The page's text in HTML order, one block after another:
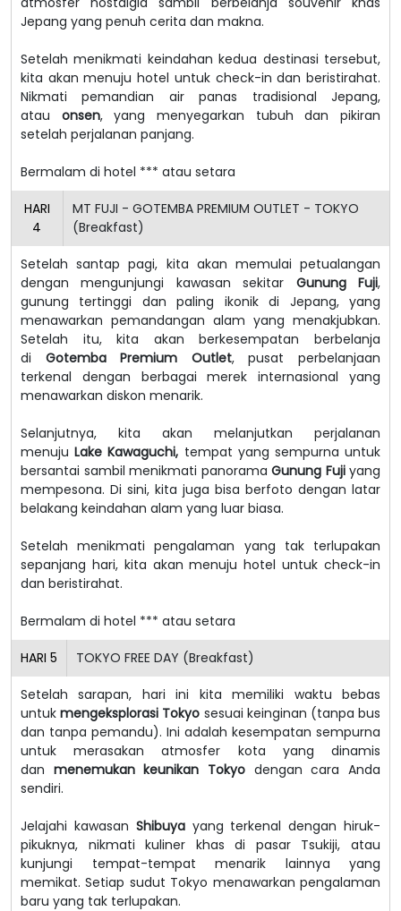
Jepang yang penuh cerita dan makna.
Setelah menikmati keindahan kedua destinasi tersebut,
kita akan menuju hotel untuk check-in dan beristirahat.
Nikmati pemandian air panas tradisional Jepang,
atau onsen, yang menyegarkan tubuh dan pikiran
setelah perjalanan panjang.
Bermalam di hotel *** atau setara
HARI
4
MT FUJI - GOTEMBA PREMIUM OUTLET - TOKYO
(Breakfast)
Setelah santap pagi, kita akan memulai petualangan
dengan mengunjungi kawasan sekitar Gunung Fuji,
gunung tertinggi dan paling ikonik di Jepang, yang
menawarkan pemandangan alam yang menakjubkan.
Setelah itu, kita akan berkesempatan berbelanja
di Gotemba Premium Outlet, pusat perbelanjaan
terkenal dengan berbagai merek internasional yang
menawarkan diskon menarik.
Selanjutnya, kita akan melanjutkan perjalanan
menujuLake Kawaguchi, tempat yang sempurna untuk
bersantai sambil menikmati panorama Gunung Fuji yang
mempesona. Di sini, kita juga bisa berfoto dengan latar
belakang keindahan alam yang luar biasa.
Setelah menikmati pengalaman yang tak terlupakan
sepanjang hari, kita akan menuju hotel untuk check-in
dan beristirahat.
Bermalam di hotel *** atau setara
HARI 5 TOKYO FREE DAY (Breakfast)
Setelah sarapan, hari ini kita memiliki waktu bebas
untukmengeksplorasi Tokyo sesuai keinginan (tanpa bus
dan tanpa pemandu). Ini adalah kesempatan sempurna
untuk merasakan atmosfer kota yang dinamis
dan menemukan keunikan Tokyo dengan cara Anda
sendiri.
Jelajahi kawasan Shibuyayang terkenal dengan hiruk-
pikuknya, nikmati kuliner khas di pasar Tsukiji, atau
kunjungi tempat-tempat menarik lainnya yang
memikat. Setiap sudut Tokyo menawarkan pengalaman
baru yang tak terlupakan.